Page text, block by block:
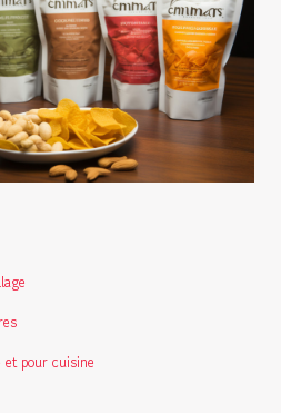
et pour cuisine